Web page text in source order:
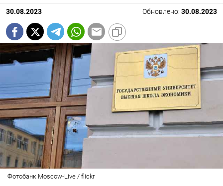
30.08.2023 Обновлено: 30.08.2023
Фотобанк Moscow-Live / flickr